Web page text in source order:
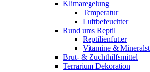
Klimaregelung
Temperatur
Luftbefeuchter
Rund ums Reptil
Reptilienfutter
Vitamine &
Brut- & Zuchthilfsmittel
Terrarium Dekoration